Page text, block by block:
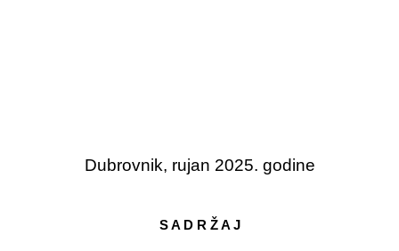
Dubrovnik, rujan 2025. godine
S A D R Ž A J